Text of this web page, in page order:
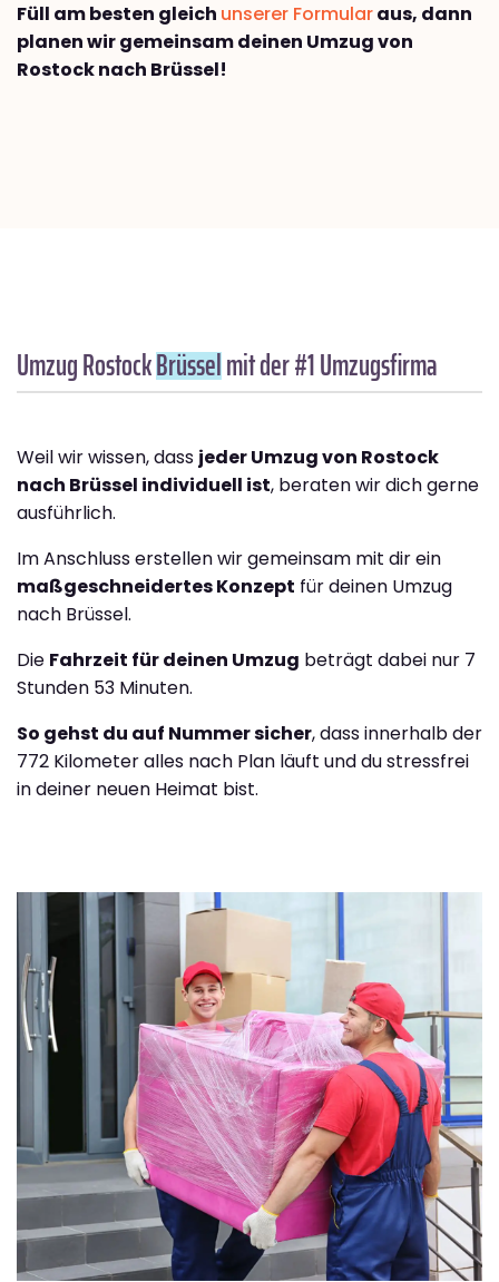
Füll am besten gleich unserer Formularaus, dann
planen wir gemeinsam deinen Umzug von
Rostock nach Brüssel!
Umzug RostockBrüsselmit der #1 Umzugsfirma
Weil wir wissen, dass jeder Umzug von Rostock
nach Brüssel individuell ist, beraten wir dich gerne
ausführlich.
Im Anschluss erstellen wir gemeinsam mit dir ein
maßgeschneidertes Konzept für deinen Umzug
nach Brüssel.
Die Fahrzeit für deinen Umzug beträgt dabei nur 7
Stunden 53 Minuten.
So gehst du auf Nummer sicher, dass innerhalb der
772 Kilometer alles nach Plan läuft und du stressfrei
in deiner neuen Heimat bist.